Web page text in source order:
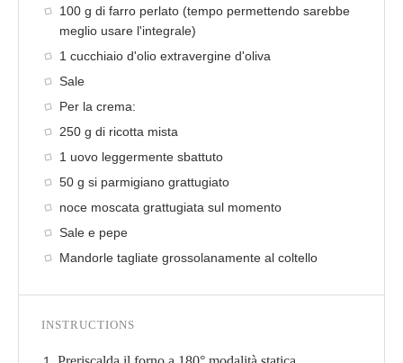
100 g di farro perlato (tempo permettendo sarebbe
meglio usare l'integrale)
1 cucchiaio d'olio extravergine d'oliva
Sale
Per la crema:
250 g di ricotta mista
1 uovo leggermente sbattuto
50 g si parmigiano grattugiato
noce moscata grattugiata sul momento
Sale e pepe
Mandorle tagliate grossolanamente al coltello
INSTRUCTIONS